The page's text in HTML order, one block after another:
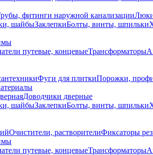
фитинги наружной канализации
шайбыЗаклепкиБолты, винты, шпильки
путевые, концевыеТрансформаторы
Фуги для плиткиПорожки,
Доводчики дверные
шайбыЗаклепкиБолты, винты, шпильки
Очистители, растворителиФиксаторы
путевые, концевыеТрансформаторы